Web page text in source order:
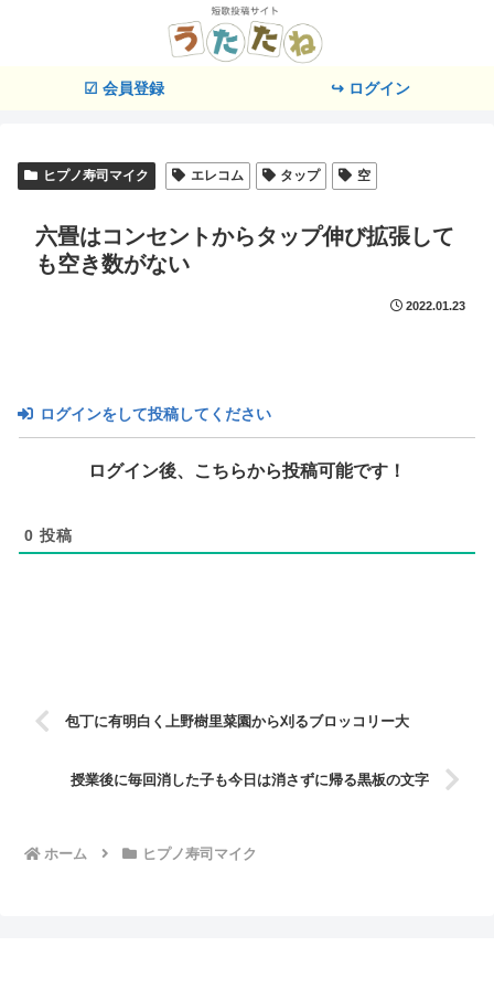
☑ 会員登録 ↪ ログイン
ヒプノ寿司マイク エレコム タップ 空
六畳はコンセントからタップ伸び拡張して
も空き数がない
2022.01.23
ログインをして投稿してください
ログイン後、こちらから投稿可能です！
0 投稿
包丁に有明白く上野樹里菜園から刈るブロッコリー大
授業後に毎回消した子も今日は消さずに帰る黒板の文字
ホーム ヒプノ寿司マイク